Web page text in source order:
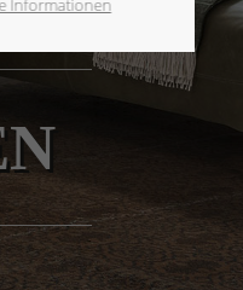
Informationen